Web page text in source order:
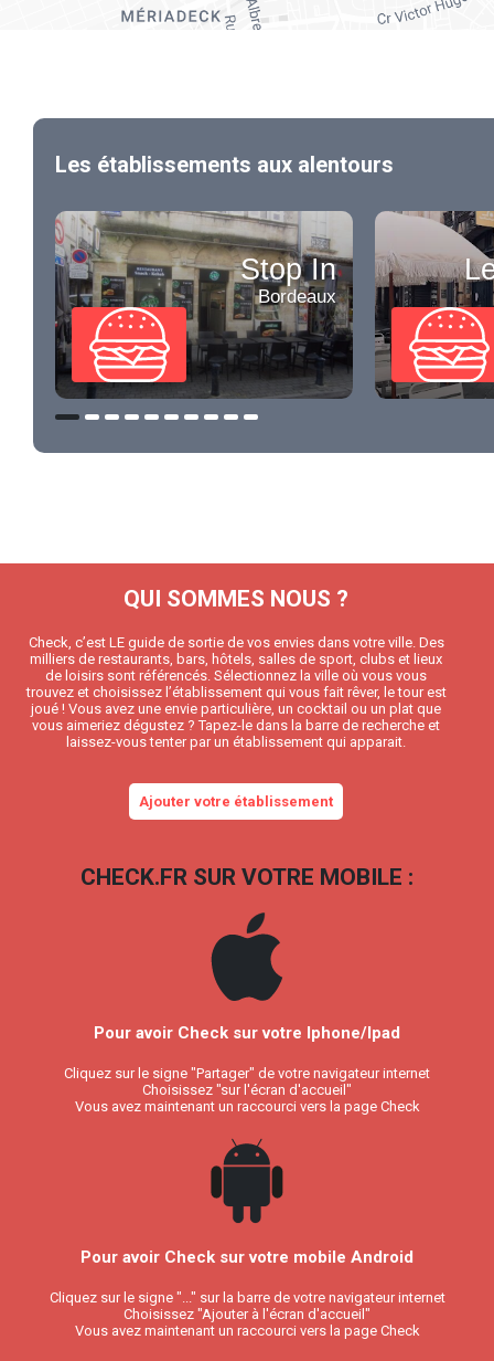
Les établissements aux alentours
Stop In
Bordeaux
QUI SOMMES NOUS ?
Check, c’est LE guide de sortie de vos envies dans votre ville. Des
milliers de restaurants, bars, hôtels, salles de sport, clubs et lieux
de loisirs sont référencés. Sélectionnez la ville où vous vous
trouvez et choisissez l’établissement qui vous fait rêver, le tour est
joué ! Vous avez une envie particulière, un cocktail ou un plat que
vous aimeriez dégustez ? Tapez-le dans la barre de recherche et
laissez-vous tenter par un établissement qui apparait.
Ajouter votre établissement
CHECK.FR SUR VOTRE MOBILE :
Pour avoir Check sur votre Iphone/Ipad
Cliquez sur le signe "Partager" de votre navigateur internet
Choisissez "sur l'écran d'accueil"
Vous avez maintenant un raccourci vers la page Check
Pour avoir Check sur votre mobile Android
Cliquez sur le signe "..." sur la barre de votre navigateur internet
Choisissez "Ajouter à l'écran d'accueil"
Vous avez maintenant un raccourci vers la page Check